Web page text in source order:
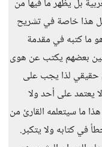
بل يظهر ما فيها من
هذا خاصة في تشريح
ما كتبه في مقدمة
بعضهم يكتب عن هوى
حقيقي لذا يجب على
يعتمد على أحد ولا
ما سيتعلمه القارئ من
في كتابه ولا يتكبر.